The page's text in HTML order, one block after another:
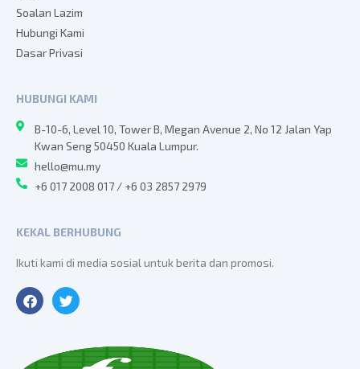
KEKAL BERHUBUNG
Ikuti kami di media sosial untuk berita dan promosi.
HUBUNGI KAMI
B-10-6, Level 10, Tower B, Megan Avenue 2, No 12 Jalan Yap
Kwan Seng 50450 Kuala Lumpur.
hello@mu.my
+6 017 2008 017 / +6 03 2857 2979
Soalan Lazim
Hubungi Kami
Dasar Privasi